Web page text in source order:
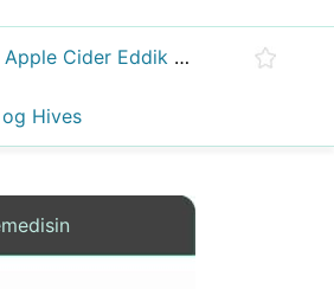
Hvordan lage en Apple Cider Eddik Bath for såre muskler
Hives